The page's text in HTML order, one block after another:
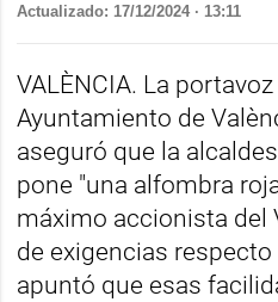
Actualizado: 17/12/2024 · 13:11
VALÈNCIA. La
Ayuntamiento de
aseguró que la
pone "una alfombra
máximo accionista del
de exigencias
apuntó que esas